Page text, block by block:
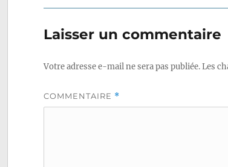
Laisser un commentaire
Votre adresse e-mail ne sera pas publiée.Les
COMMENTAIRE *